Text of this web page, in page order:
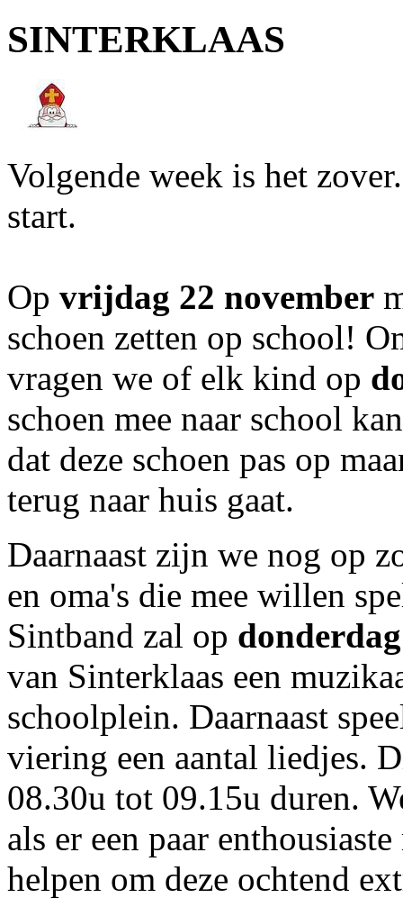
SINTERKLAAS
Volgende week is het
start.
Op vrijdag 22 november
schoen zetten op school!
vragen we of elk kind op
schoen mee naar school
dat deze schoen pas op
terug naar huis gaat.
Daarnaast zijn we nog op
en oma's die mee willen
Sintband zal op
van Sinterklaas een
schoolplein. Daarnaast
viering een aantal liedjes.
08.30u tot 09.15u duren.
als er een paar
helpen om deze ochtend